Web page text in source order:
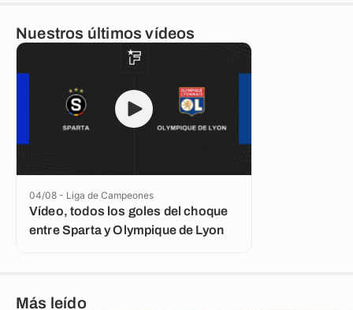
Nuestros últimos vídeos
Vídeo, todos los goles del choque
entre Sparta y Olympique de Lyon
04/08 - Liga de Campeones
Más leído